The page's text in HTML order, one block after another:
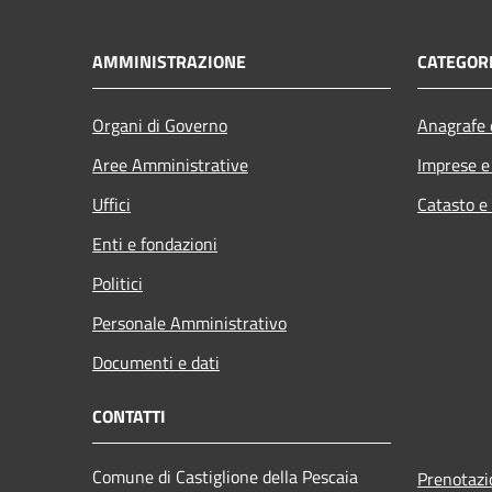
AMMINISTRAZIONE
Organi di Governo
Aree Amministrative
Uffici
Enti e fondazioni
Politici
Personale Amministrativo
Documenti e dati
Imprese
Catasto
CONTATTI
Comune di Castiglione della Pescaia